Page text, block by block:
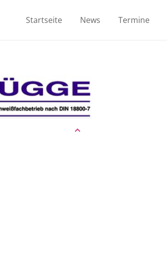
Startseite News Termine